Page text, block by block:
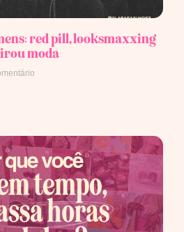
red pill, looksmaxxing
moda